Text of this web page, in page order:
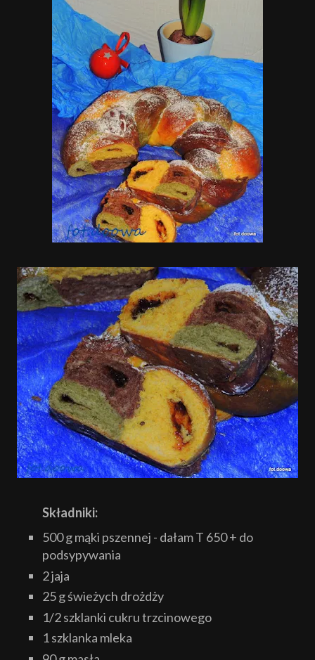
Składniki:
500 g mąki pszennej - dałam T 650 + do
podsypywania
2 jaja
25 g świeżych drożdży
1/2 szklanki cukru trzcinowego
1 szklanka mleka